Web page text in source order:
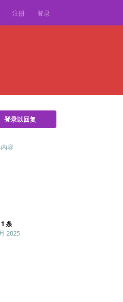
注册 登录
登录以回复
容
1 条
2025